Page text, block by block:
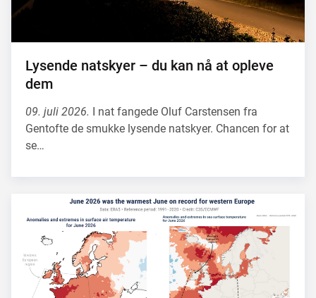
Lysende natskyer – du kan nå at opleve
dem
09. juli 2026. I nat fangede Oluf Carstensen fra
Gentofte de smukke lysende natskyer. Chancen for at
se…